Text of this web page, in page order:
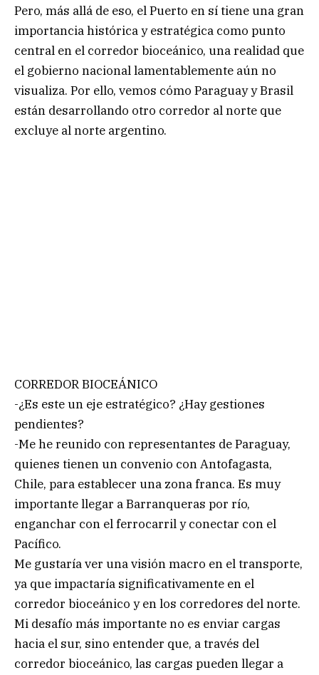
Pero, más allá de eso, el Puerto en sí tiene una gran
importancia histórica y estratégica como punto
central en el corredor bioceánico, una realidad que
el gobierno nacional lamentablemente aún no
visualiza. Por ello, vemos cómo Paraguay y Brasil
están desarrollando otro corredor al norte que
excluye al norte argentino.
CORREDOR BIOCEÁNICO
-¿Es este un eje estratégico? ¿Hay gestiones
pendientes?
-Me he reunido con representantes de Paraguay,
quienes tienen un convenio con Antofagasta,
Chile, para establecer una zona franca. Es muy
importante llegar a Barranqueras por río,
enganchar con el ferrocarril y conectar con el
Pacífico.
Me gustaría ver una visión macro en el transporte,
ya que impactaría significativamente en el
corredor bioceánico y en los corredores del norte.
Mi desafío más importante no es enviar cargas
hacia el sur, sino entender que, a través del
corredor bioceánico, las cargas pueden llegar a